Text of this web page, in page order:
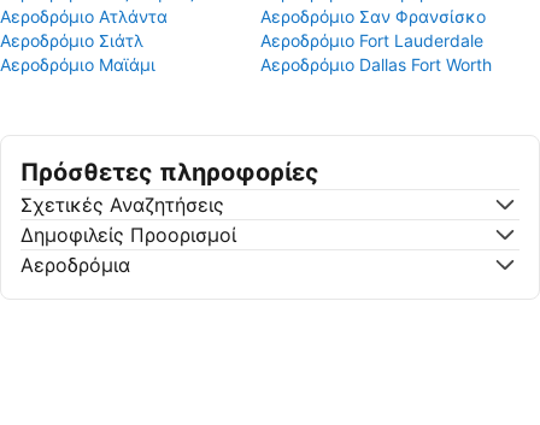
Αεροδρόμιο Ατλάντα
Αεροδρόμιο Σαν Φρανσίσκο
Αεροδρόμιο Σιάτλ
Αεροδρόμιο Fort Lauderdale
Αεροδρόμιο Μαϊάμι
Αεροδρόμιο Dallas Fort Worth
Πρόσθετες πληροφορίες
Σχετικές Αναζητήσεις
Δημοφιλείς Προορισμοί
Αεροδρόμια